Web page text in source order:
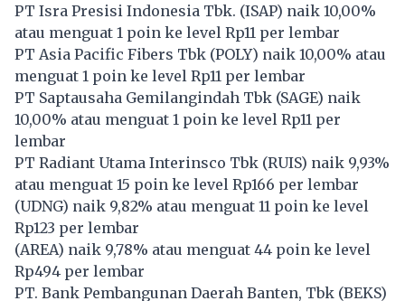
PT Isra Presisi Indonesia Tbk. (ISAP) naik 10,00%
atau menguat 1 poin ke level Rp11 per lembar
PT Asia Pacific Fibers Tbk (POLY) naik 10,00% atau
menguat 1 poin ke level Rp11 per lembar
PT Saptausaha Gemilangindah Tbk (SAGE) naik
10,00% atau menguat 1 poin ke level Rp11 per
lembar
PT Radiant Utama Interinsco Tbk (RUIS) naik 9,93%
atau menguat 15 poin ke level Rp166 per lembar
(UDNG) naik 9,82% atau menguat 11 poin ke level
Rp123 per lembar
(AREA) naik 9,78% atau menguat 44 poin ke level
Rp494 per lembar
PT. Bank Pembangunan Daerah Banten, Tbk (BEKS)